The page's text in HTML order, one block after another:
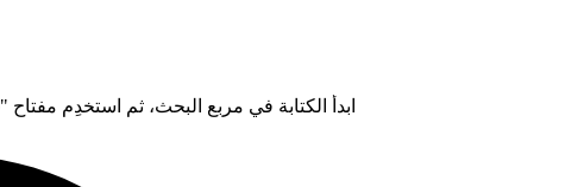
ابدأ الكتابة في مربع البحث، ثم استخدِم مفتاح "Tab" لتحديد خيار من القائمة.